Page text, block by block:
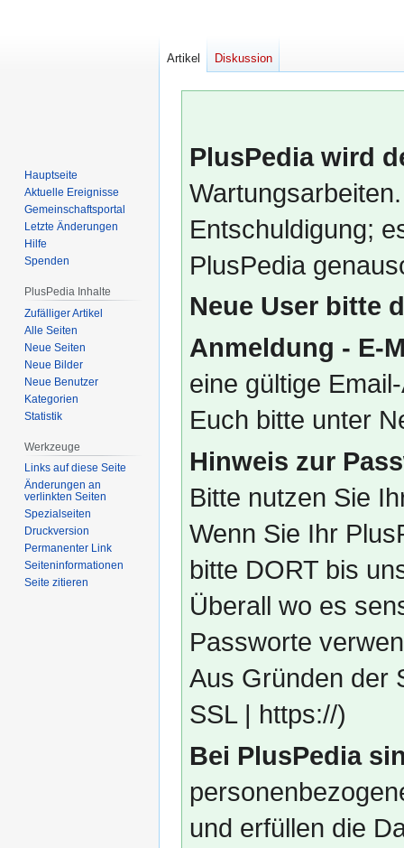
PlusPedia wird
Entschuldigung;
PlusPedia
Neue User bitte
Anmeldung - E-
eine gültige
Euch bitte unter
Hinweis zur
Bitte nutzen Sie
Wenn Sie Ihr
bitte DORT bis
Überall wo es
Passworte
Aus Gründen der
SSL | https://)
Bei PlusPedia
und erfüllen die
Artikel Diskussion
Hauptseite
Aktuelle Ereignisse
Gemeinschafts­portal
Letzte Änderungen
Hilfe
Spenden
PlusPedia Inhalte
Zufälliger Artikel
Alle Seiten
Neue Seiten
Neue Bilder
Neue Benutzer
Kategorien
Statistik
Werkzeuge
Links auf diese Seite
Änderungen an
verlinkten Seiten
Spezialseiten
Druckversion
Permanenter Link
Seiten­­informationen
Seite zitieren